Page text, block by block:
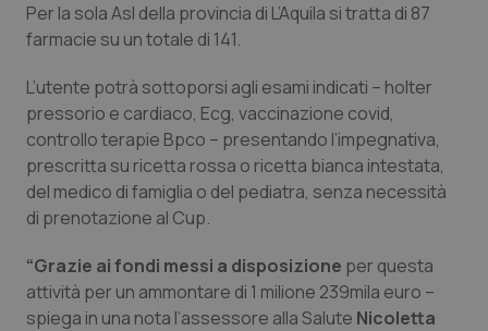
Marche
Molise
Piemonte
Provincia Autonoma di Bolzano
Provincia Autonoma di Trento
Puglia
Donna & Salute
Epatiti
HIV
Infezioni & Febbre
Ipertensione & Scompenso
Malattie rare
Per la sola Asl della provincia di L’Aquila si tratta di 87
farmacie su un totale di 141.
L’utente potrà sottoporsi agli esami indicati – holter
pressorio e cardiaco, Ecg, vaccinazione covid,
controllo terapie Bpco – presentando l’impegnativa,
prescritta su ricetta rossa o ricetta bianca intestata,
del medico di famiglia o del pediatra, senza necessità
di prenotazione al Cup.
“Grazie ai fondi messi a disposizione per questa
attività per un ammontare di 1 milione 239mila euro –
spiega in una nota l’assessore alla Salute Nicoletta